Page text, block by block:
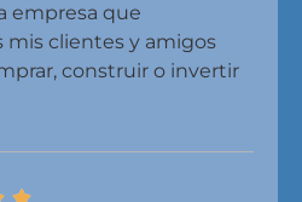
empresa que
mis clientes y amigos
construir o invertir